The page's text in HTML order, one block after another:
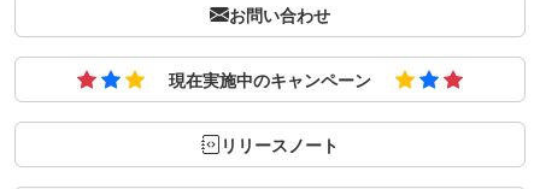
お問い合わせ
現在実施中のキャンペーン
リリースノート